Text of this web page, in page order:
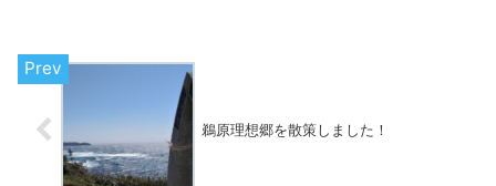
鵜原理想郷を散策しました！